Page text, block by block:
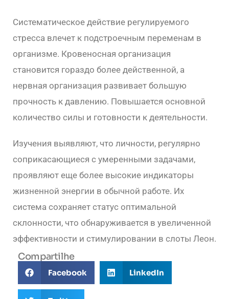
Систематическое действие регулируемого
стресса влечет к подстроечным переменам в
организме. Кровеносная организация
становится гораздо более действенной, а
нервная организация развивает большую
прочность к давлению. Повышается основной
количество силы и готовности к деятельности.
Изучения выявляют, что личности, регулярно
соприкасающиеся с умеренными задачами,
проявляют еще более высокие индикаторы
жизненной энергии в обычной работе. Их
система сохраняет статус оптимальной
склонности, что обнаруживается в увеличенной
эффективности и стимулировании в слоты Леон.
Compartilhe
Facebook LinkedIn